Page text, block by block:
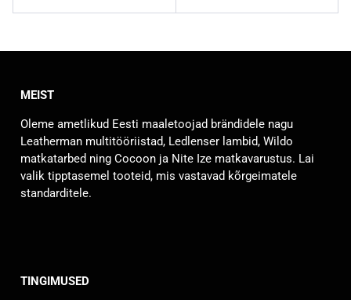
MEIST
Oleme ametlikud Eesti maaletoojad brändidele nagu
Leatherman multitööriistad, Ledlenser lambid, Wildo
matkatarbed ning Cocoon ja Nite Ize matkavarustus. Lai
valik tipptasemel tooteid, mis vastavad kõrgeimatele
standarditele.
TINGIMUSED